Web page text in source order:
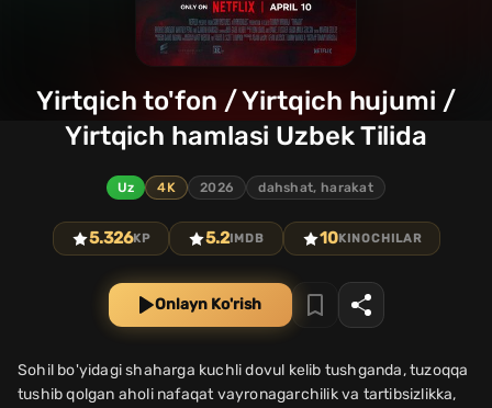
Yirtqich to'fon / Yirtqich hujumi /
Yirtqich hamlasi Uzbek Tilida
Uz 4K 2026 dahshat, harakat
5.326KP 5.2IMDB 10KINOCHILAR
Onlayn Ko'rish
Sohil bo'yidagi shaharga kuchli dovul kelib tushganda, tuzoqqa
tushib qolgan aholi nafaqat vayronagarchilik va tartibsizlikka,